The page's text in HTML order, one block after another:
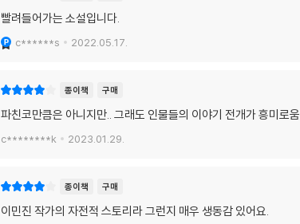
빨려들어가는 소설입니다.
c******s 2022.05.17.
종이책 구매
파친코만큼은 아니지만.. 그래도 인물들의 이야기 전개가 흥미로움
c********k 2023.01.29.
종이책 구매
이민진 작가의 자전적 스토리라 그런지 매우 생동감 있어요.